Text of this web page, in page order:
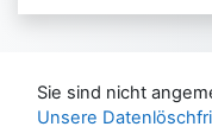
Sie sind nicht
Unsere